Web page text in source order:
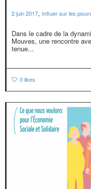
2 juin 2017, Influer sur les
Dans le cadre de la
Mouves, une rencontre
tenue...
0likes